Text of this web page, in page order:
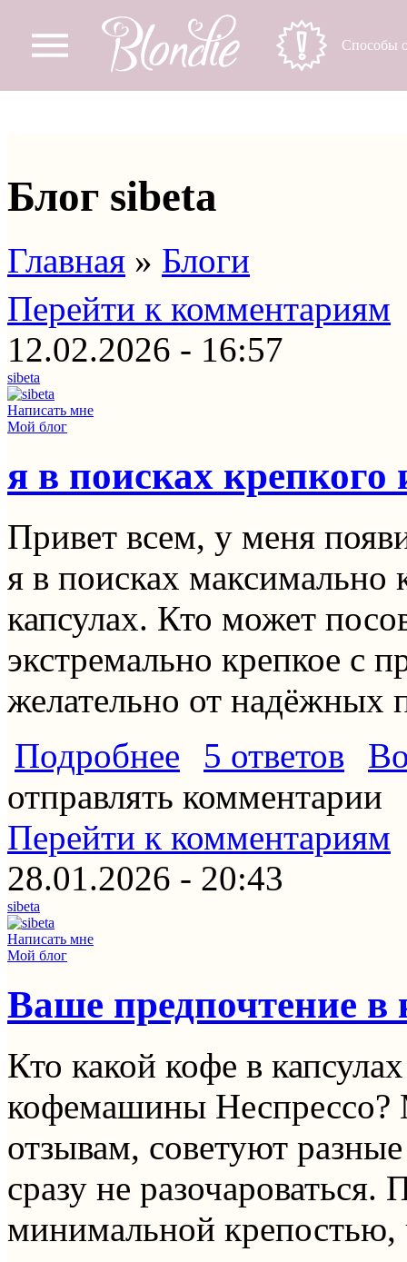
Перейти к основному содержанию
Способы
Блог sibeta
Вы здесь
Главная » Блоги
Перейти к комментариям
12.02.2026 - 16:57
sibeta
Написать мне
Мой блог
я в поисках
Привет всем, у меня
я в поисках максимально
капсулах. Кто может
экстремально крепкое с
желательно от надёжных
Подробнее о я в поисках крепкого и
5 ответов
отправлять комментарии
Перейти к комментариям
28.01.2026 - 20:43
sibeta
Написать мне
Мой блог
Ваше предпочтение в
Кто какой кофе в
кофемашины Неспрессо?
отзывам, советуют
сразу не
минимальной